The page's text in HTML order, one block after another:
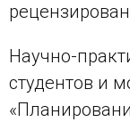
Научно-
студентов и